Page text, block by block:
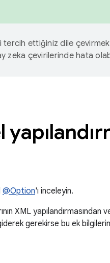
tercih ettiğiniz dile
zeka çevirilerinde hata
@Option'ı inceleyin.
XML yapılandırmasından
gerekirse bu ek bilgilerin